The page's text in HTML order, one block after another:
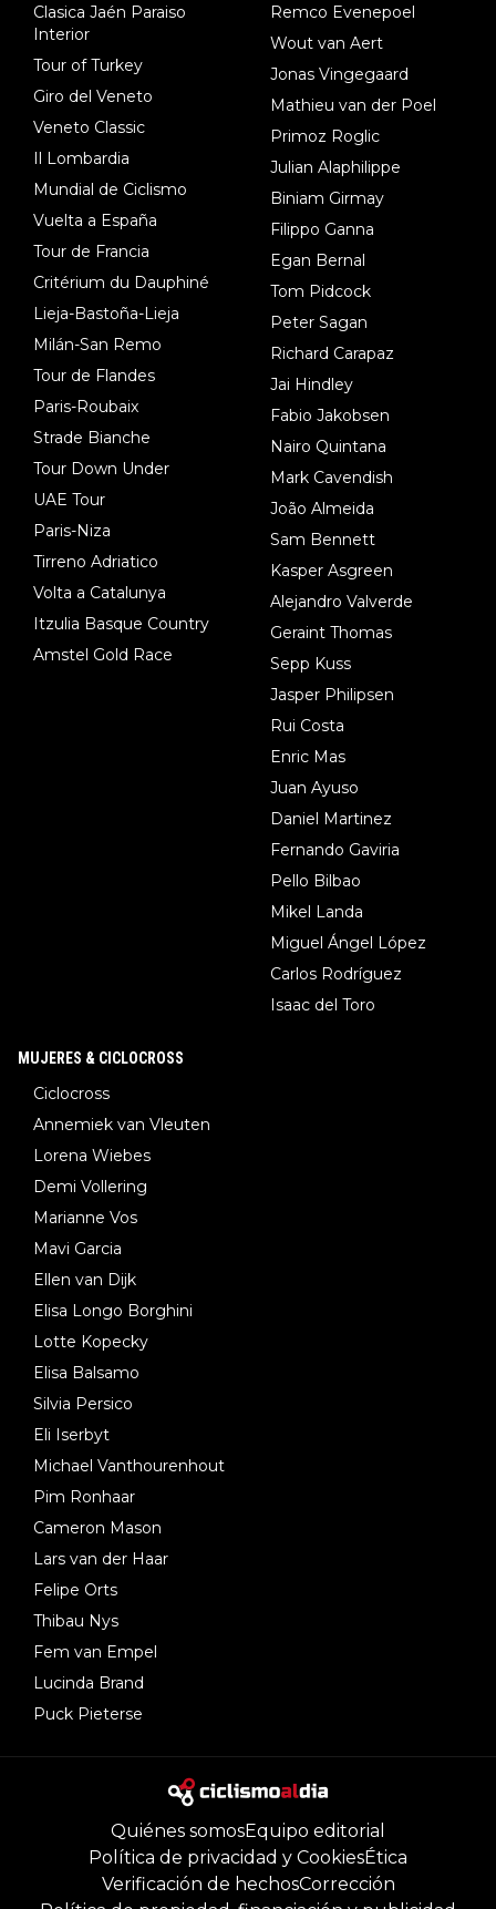
Clasica Jaén Paraiso
Interior
Tour of Turkey
Giro del Veneto
Veneto Classic
Il Lombardia
Mundial de Ciclismo
Vuelta a España
Tour de Francia
Critérium du Dauphiné
Lieja-Bastoña-Lieja
Milán-San Remo
Tour de Flandes
Paris-Roubaix
Strade Bianche
Tour Down Under
UAE Tour
Paris-Niza
Tirreno Adriatico
Volta a Catalunya
Itzulia Basque Country
Amstel Gold Race
Remco Evenepoel
Wout van Aert
Jonas Vingegaard
Mathieu van der Poel
Primoz Roglic
Julian Alaphilippe
Biniam Girmay
Filippo Ganna
Egan Bernal
Tom Pidcock
Peter Sagan
Richard Carapaz
Jai Hindley
Fabio Jakobsen
Nairo Quintana
Mark Cavendish
João Almeida
Sam Bennett
Kasper Asgreen
Alejandro Valverde
Geraint Thomas
Sepp Kuss
Jasper Philipsen
Rui Costa
Enric Mas
Juan Ayuso
Daniel Martinez
Fernando Gaviria
Pello Bilbao
Mikel Landa
Miguel Ángel López
Carlos Rodríguez
Isaac del Toro
MUJERES & CICLOCROSS
Ciclocross
Annemiek van Vleuten
Lorena Wiebes
Demi Vollering
Marianne Vos
Mavi Garcia
Ellen van Dijk
Elisa Longo Borghini
Lotte Kopecky
Elisa Balsamo
Silvia Persico
Eli Iserbyt
Michael Vanthourenhout
Pim Ronhaar
Cameron Mason
Lars van der Haar
Felipe Orts
Thibau Nys
Fem van Empel
Lucinda Brand
Puck Pieterse
Quiénes somosEquipo editorial
Política de privacidad y CookiesÉtica
Verificación de hechosCorrección